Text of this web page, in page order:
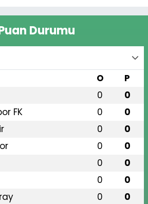
Durumu
O P
0 0
FK 0 0
0 0
0 0
0 0
0 0
0 0